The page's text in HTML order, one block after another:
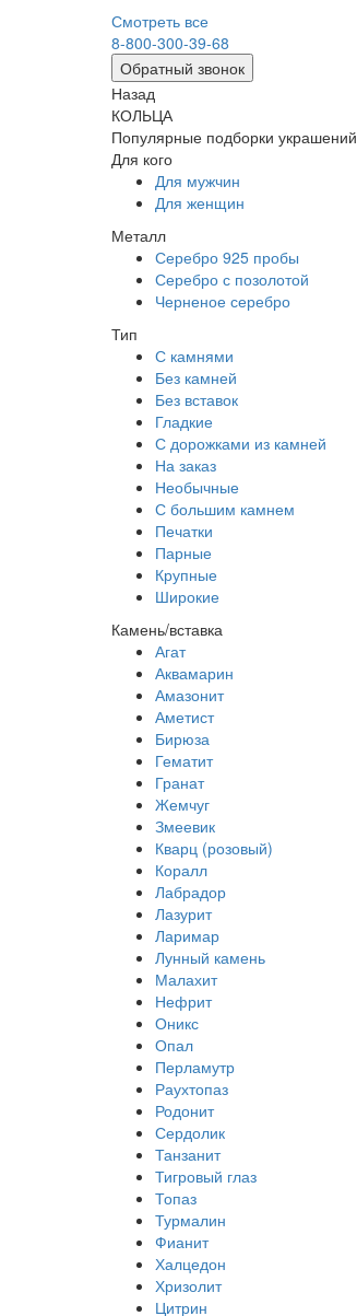
Смотреть все
8-800-300-39-68
Обратный звонок
Назад
КОЛЬЦА
Популярные подборки украшений
Для кого
Для мужчин
Для женщин
Металл
Серебро 925 пробы
Серебро с позолотой
Черненое серебро
Тип
С камнями
Без камней
Без вставок
Гладкие
С дорожками из камней
На заказ
Необычные
С большим камнем
Печатки
Парные
Крупные
Широкие
Камень/вставка
Агат
Аквамарин
Амазонит
Аметист
Бирюза
Гематит
Гранат
Жемчуг
Змеевик
Кварц (розовый)
Коралл
Лабрадор
Лазурит
Ларимар
Лунный камень
Малахит
Нефрит
Оникс
Опал
Перламутр
Раухтопаз
Родонит
Сердолик
Танзанит
Тигровый глаз
Топаз
Турмалин
Фианит
Халцедон
Хризолит
Цитрин